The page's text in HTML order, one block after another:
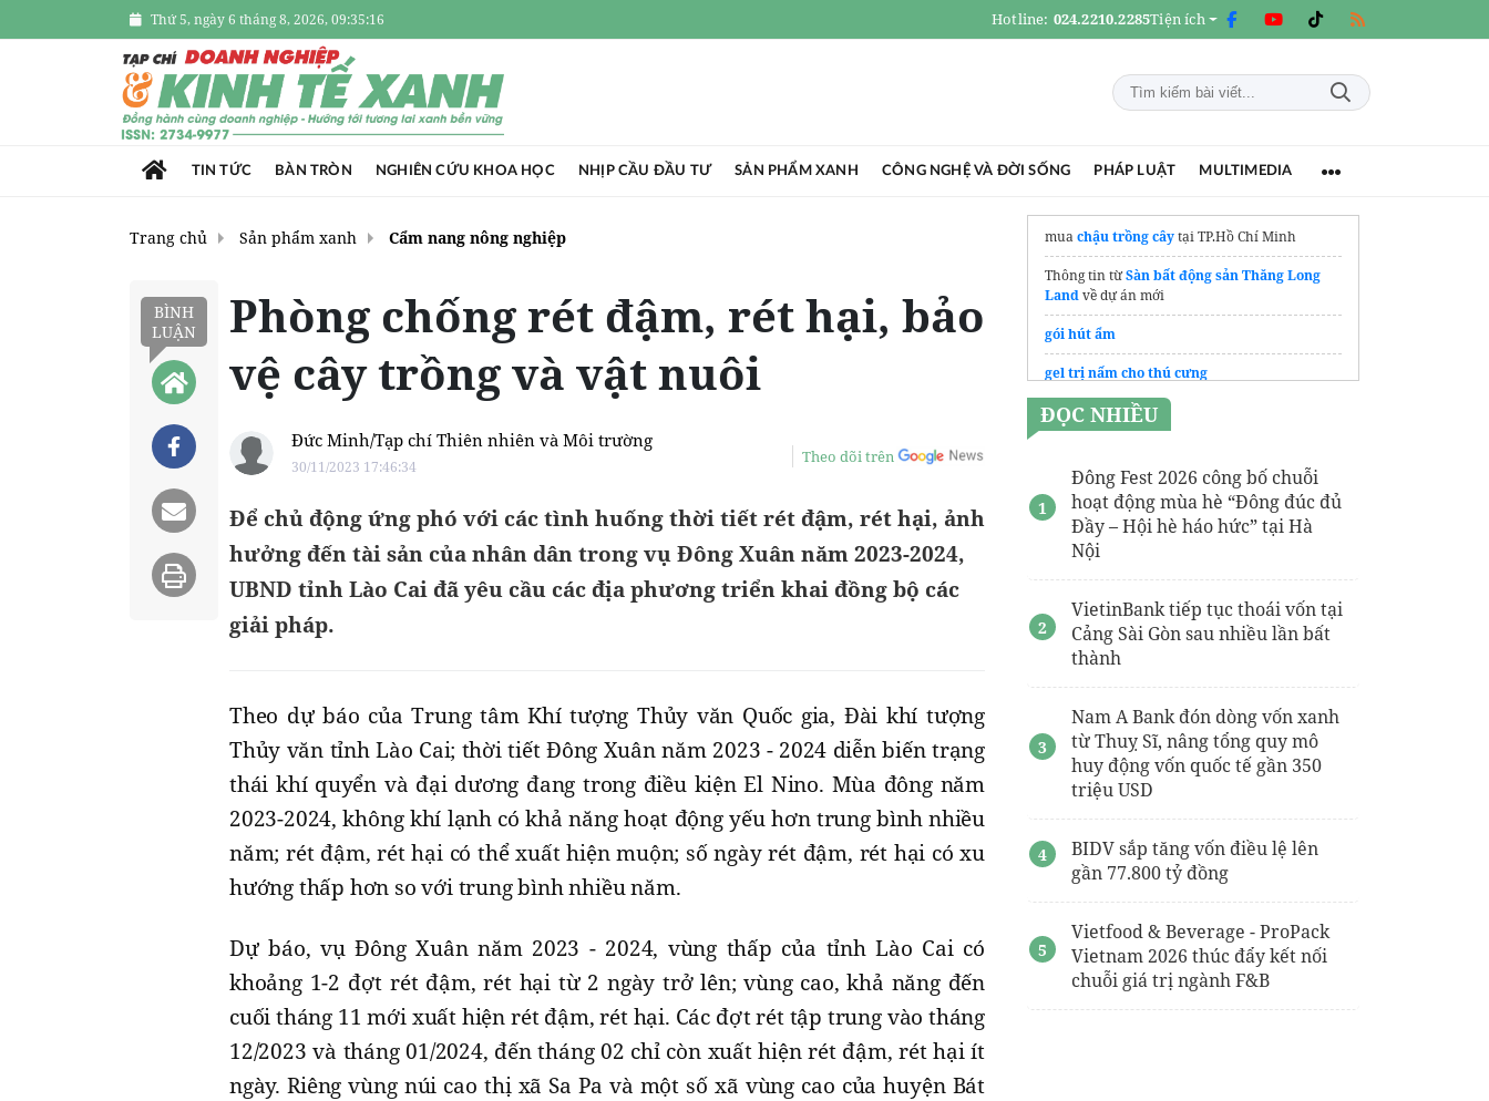
Thứ 5, ngày 6 tháng 8, 2026, 09:35:17 Hotline: 024.2210.2285Tiện ích
TIN TỨC BÀN TRÒN NGHIÊN CỨU KHOA HỌC NHỊP CẦU ĐẦU TƯ SẢN PHẨM XANH CÔNG NGHỆ VÀ ĐỜI SỐNG PHÁP LUẬT MULTIMEDIA
Trang chủ Sản phẩm xanh Cẩm nang nông nghiệp
BÌNH
LUẬN
Phòng chống rét đậm, rét hại, bảo
vệ cây trồng và vật nuôi
Đức Minh/Tạp chí Thiên nhiên và Môi trường
30/11/2023 17:46:34
Theo dõi trên
Để chủ động ứng phó với các tình huống thời tiết rét đậm, rét hại, ảnh
hưởng đến tài sản của nhân dân trong vụ Đông Xuân năm 2023-2024,
UBND tỉnh Lào Cai đã yêu cầu các địa phương triển khai đồng bộ các
giải pháp.
Theo dự báo của Trung tâm Khí tượng Thủy văn Quốc gia, Đài khí tượng
Thủy văn tỉnh Lào Cai; thời tiết Đông Xuân năm 2023 - 2024 diễn biến trạng
thái khí quyển và đại dương đang trong điều kiện El Nino. Mùa đông năm
2023-2024, không khí lạnh có khả năng hoạt động yếu hơn trung bình nhiều
năm; rét đậm, rét hại có thể xuất hiện muộn; số ngày rét đậm, rét hại có xu
hướng thấp hơn so với trung bình nhiều năm.
Dự báo, vụ Đông Xuân năm 2023 - 2024, vùng thấp của tỉnh Lào Cai có
khoảng 1-2 đợt rét đậm, rét hại từ 2 ngày trở lên; vùng cao, khả năng đến
cuối tháng 11 mới xuất hiện rét đậm, rét hại. Các đợt rét tập trung vào tháng
12/2023 và tháng 01/2024, đến tháng 02 chỉ còn xuất hiện rét đậm, rét hại ít
ngày. Riêng vùng núi cao thị xã Sa Pa và một số xã vùng cao của huyện Bát
muachậu trồng câytại TP.Hồ Chí Minh
Thông tin từSàn bất động sản Thăng Long
Landvề dự án mới
gói hút ẩm
gel trị nấm cho thú cưng
Địa chỉ muaHồ cá bằng thùng xốp
Nuôi Cá
ĐỌC NHIỀU
Đông Fest 2026 công bố chuỗi
hoạt động mùa hè “Đông đúc đủ
Đầy – Hội hè háo hức” tại Hà
Nội
VietinBank tiếp tục thoái vốn tại
Cảng Sài Gòn sau nhiều lần bất
thành
Nam A Bank đón dòng vốn xanh
từ Thuỵ Sĩ, nâng tổng quy mô
huy động vốn quốc tế gần 350
triệu USD
BIDV sắp tăng vốn điều lệ lên
gần 77.800 tỷ đồng
Vietfood & Beverage - ProPack
Vietnam 2026 thúc đẩy kết nối
chuỗi giá trị ngành F&B